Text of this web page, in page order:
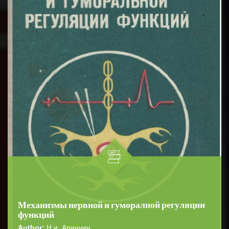
Механизмы нервной и гуморалной регуляции
функций
Author: Н.и. Аринчин